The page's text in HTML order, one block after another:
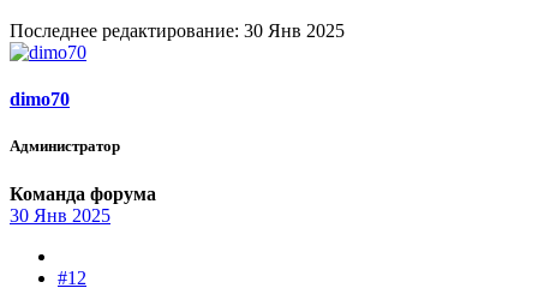
Последнее редактирование: 30 Янв 2025
dimo70
Администратор
Команда форума
30 Янв 2025
#12